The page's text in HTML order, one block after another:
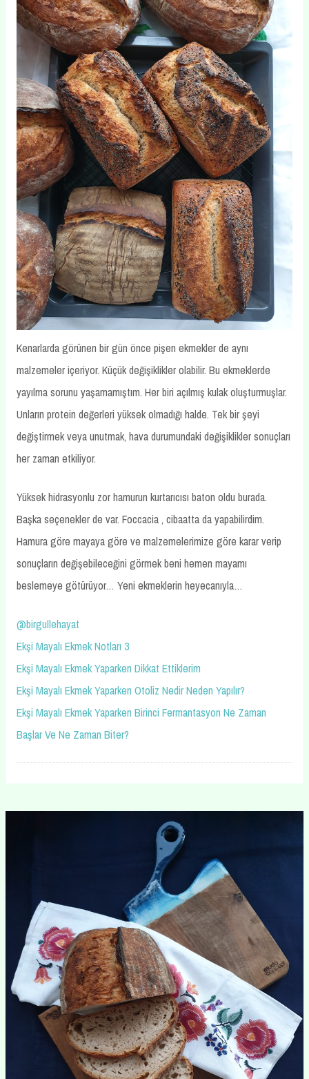
Kenarlarda görünen bir gün önce pişen ekmekler de aynı
malzemeler içeriyor. Küçük değişiklikler olabilir. Bu ekmeklerde
yayılma sorunu yaşamamıştım. Her biri açılmış kulak oluşturmuşlar.
Unların protein değerleri yüksek olmadığı halde. Tek bir şeyi
değiştirmek veya unutmak, hava durumundaki değişiklikler sonuçları
her zaman etkiliyor.
Yüksek hidrasyonlu zor hamurun kurtarıcısı baton oldu burada.
Başka seçenekler de var. Foccacia , cibaatta da yapabilirdim.
Hamura göre mayaya göre ve malzemelerimize göre karar verip
sonuçların değişebileceğini görmek beni hemen mayamı
beslemeye götürüyor… Yeni ekmeklerin heyecanıyla…
@birgullehayat
Ekşi Mayalı Ekmek Notları 3
Ekşi Mayalı Ekmek Yaparken Dikkat Ettiklerim
Ekşi Mayalı Ekmek Yaparken Otoliz Nedir Neden Yapılır?
Ekşi Mayalı Ekmek Yaparken Birinci Fermantasyon Ne Zaman
Başlar Ve Ne Zaman Biter?